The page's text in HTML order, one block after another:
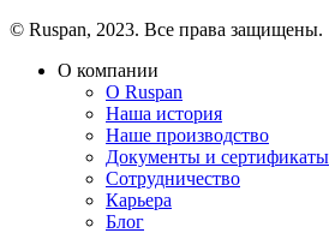
© Ruspan, 2023. Все права защищены.
О компании
О Ruspan
Наша история
Наше производство
Документы и сертификаты
Сотрудничество
Карьера
Блог